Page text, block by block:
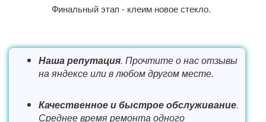
Финальный этап - клеим новое стекло.
Наша репутация. Прочтите о нас отзывы
на яндексе или в любом другом месте.
Качественное и быстрое обслуживание.
Среднее время ремонта одного